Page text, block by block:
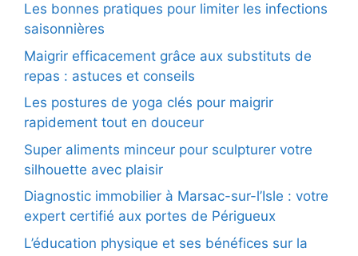
Les bonnes pratiques pour limiter les infections
saisonnières
Maigrir efficacement grâce aux substituts de
repas : astuces et conseils
Les postures de yoga clés pour maigrir
rapidement tout en douceur
Super aliments minceur pour sculpturer votre
silhouette avec plaisir
Diagnostic immobilier à Marsac-sur-l’Isle : votre
expert certifié aux portes de Périgueux
L’éducation physique et ses bénéfices sur la